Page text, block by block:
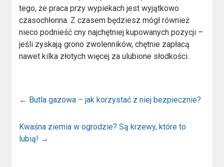
tego, że praca przy wypiekach jest wyjątkowo
czasochłonna. Z czasem będziesz mógł również
nieco podnieść cny najchętniej kupowanych pozycji –
jeśli zyskają grono zwolenników, chętnie zapłacą
nawet kilka złotych więcej za ulubione słodkości.
← Butla gazowa – jak korzystać z niej bezpiecznie?
Kwaśna ziemia w ogrodzie? Są krzewy, które to
lubią! →